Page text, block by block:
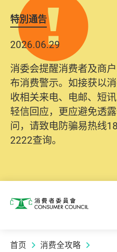
特別通告
2026.06.29
消委会提醒消费者及商
布消费警示。如接获以
收相关来电、电邮、短
轻信回应，更应避免透
问，请致电防骗易热线
2222查询。
消费者委员会
首页 消费全攻略